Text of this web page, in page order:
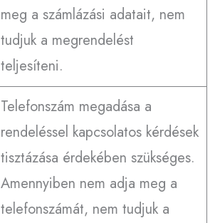
meg a számlázási adatait, nem
tudjuk a megrendelést
teljesíteni.
Telefonszám megadása a
rendeléssel kapcsolatos kérdések
tisztázása érdekében szükséges.
Amennyiben nem adja meg a
telefonszámát, nem tudjuk a